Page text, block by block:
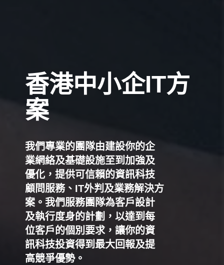
香港中小企IT方
案
我們專業的團隊由建設你的企
業網絡及基礎設施至到加強及
優化，提供可信賴的資訊科技
顧問服務、IT外判及業務解決方
案。我們服務團隊為客戶設計
及執行度身的計劃，以達到每
位客戶的個別要求，讓你的資
訊科技投資得到最大回報及提
高競爭優勢。